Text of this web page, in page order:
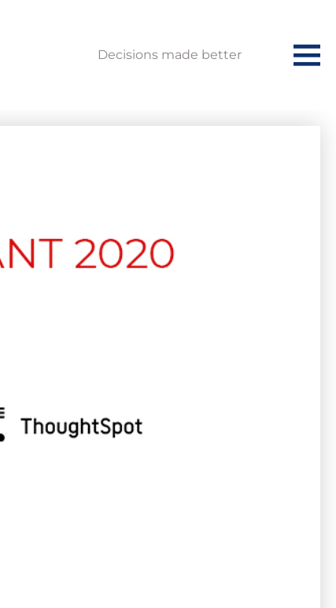
Decisions made better